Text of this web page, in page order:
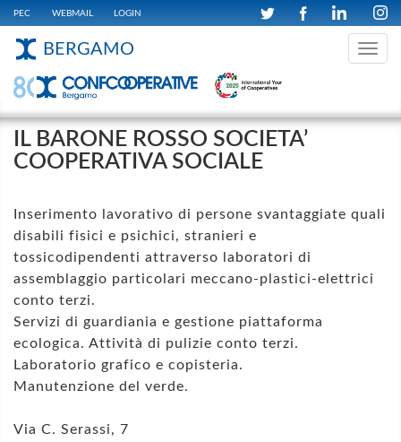
PEC WEBMAIL LOGIN
Toggle
BERGAMO
IL BARONE ROSSO SOCIETA’
COOPERATIVA SOCIALE
Inserimento lavorativo di persone svantaggiate quali
disabili fisici e psichici, stranieri e
tossicodipendenti attraverso laboratori di
assemblaggio particolari meccano-plastici-elettrici
conto terzi.
Servizi di guardiania e gestione piattaforma
ecologica. Attività di pulizie conto terzi.
Laboratorio grafico e copisteria.
Manutenzione del verde.
Via C. Serassi, 7